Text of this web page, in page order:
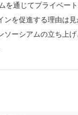
を通じてプライベー
を促進する理由は
ーシアムの立ち上